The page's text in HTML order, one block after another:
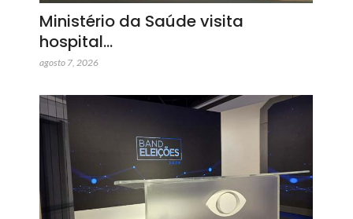
Ministério da Saúde visita
hospital…
agosto 7, 2026